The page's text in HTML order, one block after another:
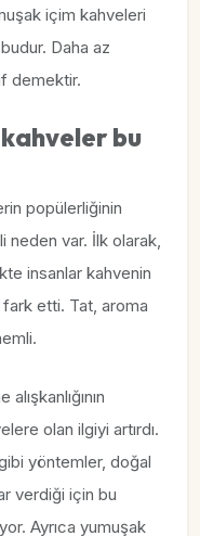
içim kahveleri
Daha az
demektir.
bu
popülerliğinin
neden var. İlk olarak,
insanlar kahvenin
fark etti. Tat, aroma
olan ilgiyi artırdı.
yöntemler, doğal
verdiği için bu
Ayrıca yumuşak